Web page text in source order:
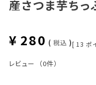
産さつま芋ちっ
¥ 280 税込 [ 13 ポ
レビュー （0件）